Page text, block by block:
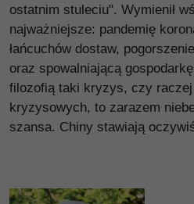
ostatnim stuleciu". Wymienił
najważniejsze: pandemię
łańcuchów dostaw,
oraz spowalniającą
filozofią taki kryzys, czy
kryzysowych, to zarazem
szansa. Chiny stawiają